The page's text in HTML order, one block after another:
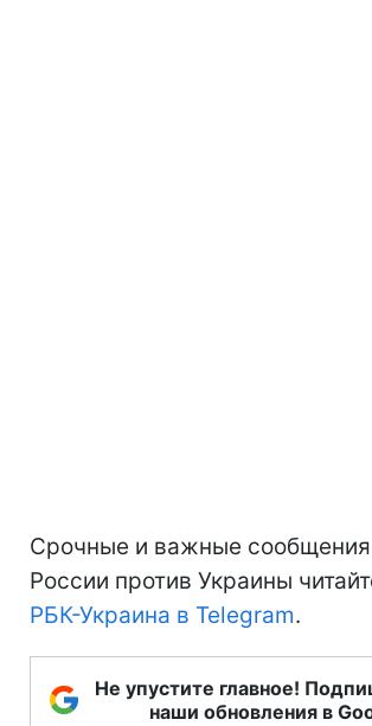
Срочные и важные сообщения
России против Украины
РБК-Украина в Telegram.
Не упустите главное!
наши обновления в